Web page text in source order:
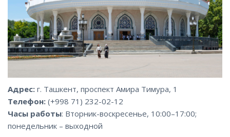
Адрес: г. Ташкент, проспект Амира Тимура, 1
Телефон: (+998 71) 232-02-12
Часы работы: Вторник-воскресенье, 10:00–17:00;
понедельник – выходной